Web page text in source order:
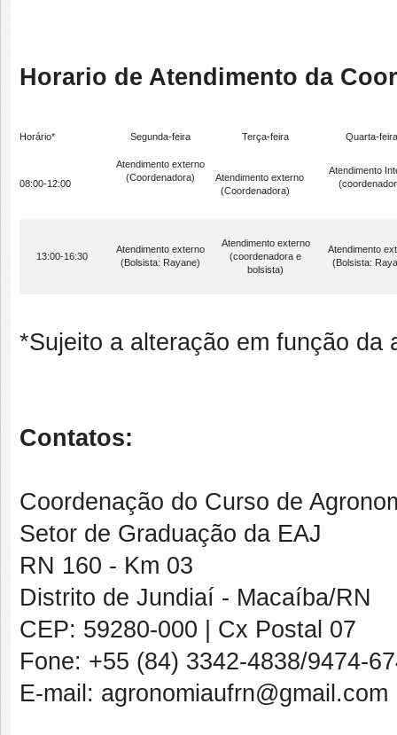
Horario de Atendimento da
Horário* Segunda-feira Terça-feira Quarta-feira
08:00-12:00
Atendimento externo
(Coordenadora)
Atendimento externo
(Coordenadora)
Atendimento
13:00-16:30
Atendimento externo
(Bolsista: Rayane)
Atendimento externo
(coordenadora e
bolsista)
Atendimento
(Bolsista:
*Sujeito a alteração em função da
Contatos:
Coordenação do Curso de
Setor de Graduação da EAJ
RN 160 - Km 03
Distrito de Jundiaí - Macaíba/RN
CEP: 59280-000 | Cx Postal 07
Fone: +55 (84) 3342-4838/9474-
E-mail: agronomiaufrn@gmail.com